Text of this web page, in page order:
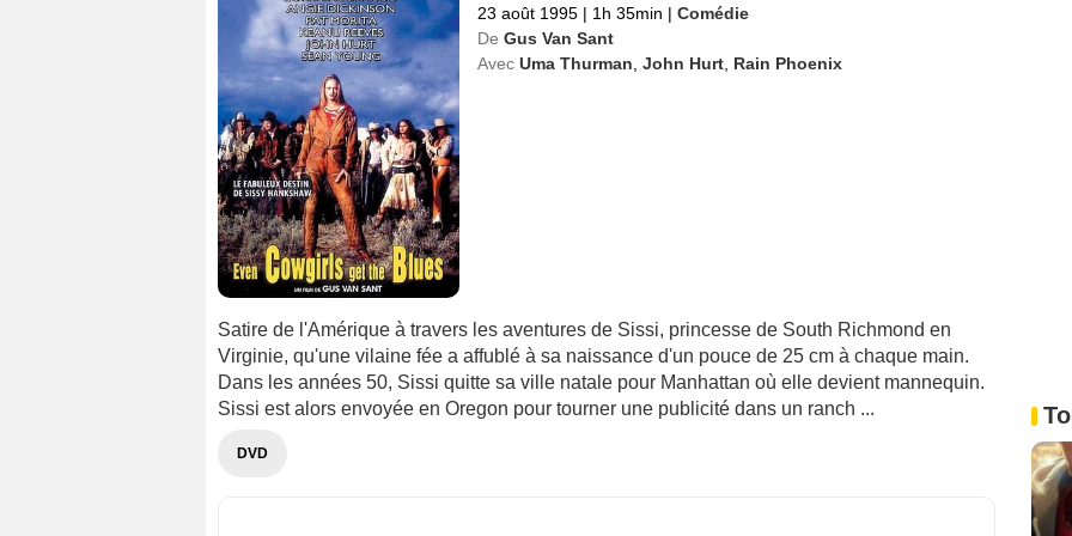
23 août 1995 | 1h 35min | Comédie
De Gus Van Sant
Avec Uma Thurman, John Hurt, Rain Phoenix
Satire de l'Amérique à travers les aventures de Sissi, princesse de South Richmond en
Virginie, qu'une vilaine fée a affublé à sa naissance d'un pouce de 25 cm à chaque main.
Dans les années 50, Sissi quitte sa ville natale pour Manhattan où elle devient mannequin.
Sissi est alors envoyée en Oregon pour tourner une publicité dans un ranch ...
DVD